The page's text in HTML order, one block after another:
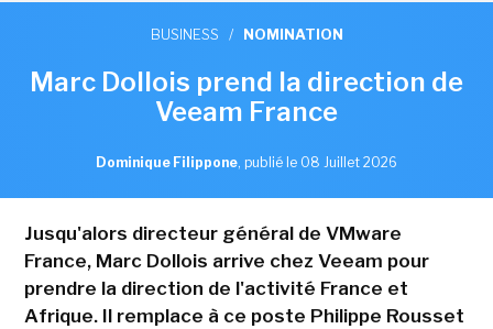
BUSINESS / NOMINATION
Marc Dollois prend la direction de
Veeam France
Dominique Filippone, publié le 08 Juillet 2026
Jusqu'alors directeur général de VMware
France, Marc Dollois arrive chez Veeam pour
prendre la direction de l'activité France et
Afrique. Il remplace à ce poste Philippe Rousset